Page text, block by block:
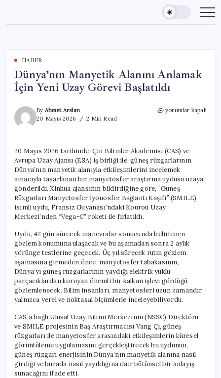
content
HABER
Dünya’nın Manyetik Alanını Anlamak
İçin Yeni Uzay Görevi Başlatıldı
By Ahmet Arslan
20 Mayıs 2026
2 Min Read
Dünya’nın
Yeni
Uzay
Görevi
Başlatıldı
için
yorumlar kapalı
20 Mayıs 2026 tarihinde, Çin Bilimler Akademisi (CAS) ve
Avrupa Uzay Ajansı (ESA) iş birliği ile, güneş rüzgarlarının
Dünya’nın manyetik alanıyla etkileşimlerini incelemek
amacıyla tasarlanan bir manyetosfer araştırma uydusu uzaya
gönderildi. Xinhua ajansının bildirdiğine göre, “Güneş
Rüzgarları Manyetosfer İyonosfer Bağlantı Kaşifi” (SMILE)
isimli uydu, Fransız Guyanası’ndaki Kourou Uzay
Merkezi’nden “Vega-C” roketi ile fırlatıldı.
Uydu, 42 gün sürecek manevralar sonucunda belirlenen
gözlem konumuna ulaşacak ve bu aşamadan sonra 2 aylık
yörünge testlerine geçecek. Üç yıl sürecek rutin gözlem
aşamasına girmeden önce, manyetosfer tabakasının,
Dünya’yı güneş rüzgarlarının yaydığı elektrik yüklü
parçacıklardan koruyan önemli bir kalkan işlevi gördüğü
gözlemlenecek. Bilim insanları, manyetosferi uzun zamandır
yalnızca yerel ve noktasal ölçümlerle inceleyebiliyordu.
CAS’a bağlı Ulusal Uzay Bilimi Merkezinin (NSSC) Direktörü
ve SMILE projesinin Baş Araştırmacısı Vang Çı, güneş
rüzgarları ile manyetosfer arasındaki etkileşimlerin küresel
görüntüleme uygulamasını gerçekleştirecek bu uydunun,
güneş rüzgarı enerjisinin Dünya’nın manyetik alanına nasıl
girdiği ve burada nasıl yayıldığına dair bütünsel bir anlayış
sunacağını ifade etti.